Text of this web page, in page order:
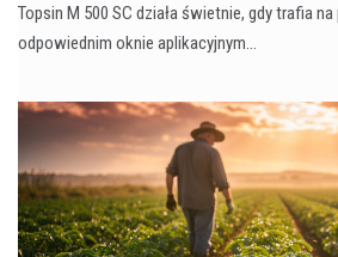
Topsin M 500 SC działa świetnie, gdy trafia
odpowiednim oknie aplikacyjnym…